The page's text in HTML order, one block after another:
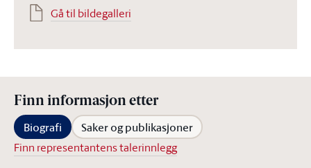
Gå til bildegalleri
Finn informasjon etter
Biografi Saker og publikasjoner
Finn representantens talerinnlegg